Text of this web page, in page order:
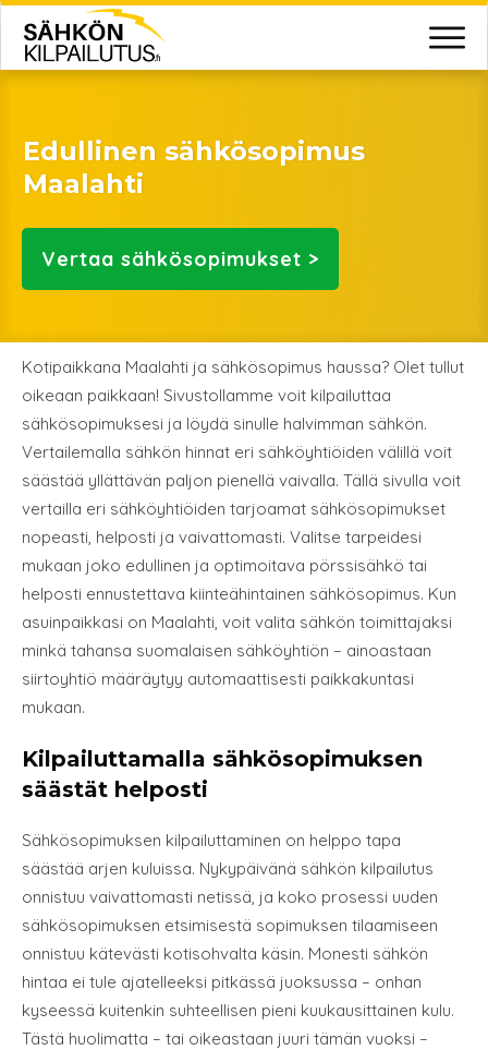
Edullinen sähkösopimus
Maalahti
Vertaa sähkösopimukset >
Kotipaikkana Maalahti ja sähkösopimus haussa? Olet tullut
oikeaan paikkaan! Sivustollamme voit kilpailuttaa
sähkösopimuksesi ja löydä sinulle halvimman sähkön.
Vertailemalla sähkön hinnat eri sähköyhtiöiden välillä voit
säästää yllättävän paljon pienellä vaivalla. Tällä sivulla voit
vertailla eri sähköyhtiöiden tarjoamat sähkösopimukset
nopeasti, helposti ja vaivattomasti. Valitse tarpeidesi
mukaan joko edullinen ja optimoitava pörssisähkö tai
helposti ennustettava kiinteähintainen sähkösopimus. Kun
asuinpaikkasi on Maalahti, voit valita sähkön toimittajaksi
minkä tahansa suomalaisen sähköyhtiön – ainoastaan
siirtoyhtiö määräytyy automaattisesti paikkakuntasi
mukaan.
Kilpailuttamalla sähkösopimuksen
säästät helposti
Sähkösopimuksen kilpailuttaminen on helppo tapa
säästää arjen kuluissa. Nykypäivänä sähkön kilpailutus
onnistuu vaivattomasti netissä, ja koko prosessi uuden
sähkösopimuksen etsimisestä sopimuksen tilaamiseen
onnistuu kätevästi kotisohvalta käsin. Monesti sähkön
hintaa ei tule ajatelleeksi pitkässä juoksussa – onhan
kyseessä kuitenkin suhteellisen pieni kuukausittainen kulu.
Tästä huolimatta – tai oikeastaan juuri tämän vuoksi –